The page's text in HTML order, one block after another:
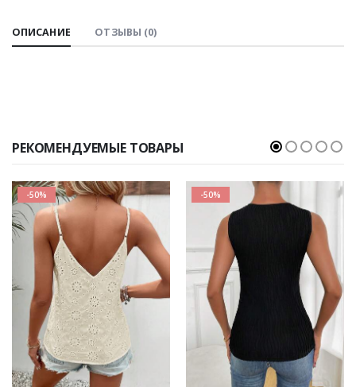
ОПИСАНИЕ ОТЗЫВЫ (0)
РЕКОМЕНДУЕМЫЕ ТОВАРЫ
-50% -50%